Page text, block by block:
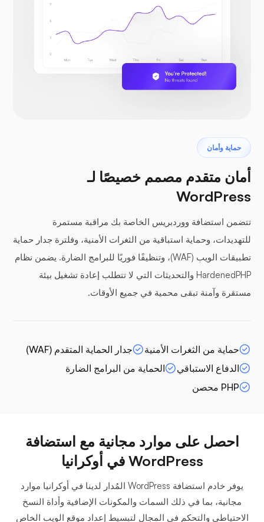
حماية وأمان
أمان متقدم مصمم خصيصًا لـ
WordPress
تتضمن استضافة ووردبريس الخاصة بك مراقبة مستمرة
للتهديدات، وحماية استباقية من الثغرات الأمنية، وفلترة جدار حماية
تطبيقات الويب (WAF)، وتنظيفًا فوريًا للبرامج الضارة. يضمن نظام
HardenedPHP والتحديثات التي لا تتطلب إعادة تشغيل بيئة
مستقرة وآمنة تبقى محمية في جميع الأوقات.
حماية من الثغرات الأمنية
جدار الحماية المتقدم (WAF)
الدفاع الاستباقي
الحماية من البرامج الضارة
PHP محصن
احصل على موارد مجانية مع استضافة
WordPress في أوكرانيا
يوفر خادم استضافة WordPress المُدار لدينا في أوكرانيا موارد
مجانية، بما في ذلك السمات والمكونات الإضافية وأداة النسخ
الاحتياطي والتحكم في المجال لتبسيط إعداد موقع الويب الخاص